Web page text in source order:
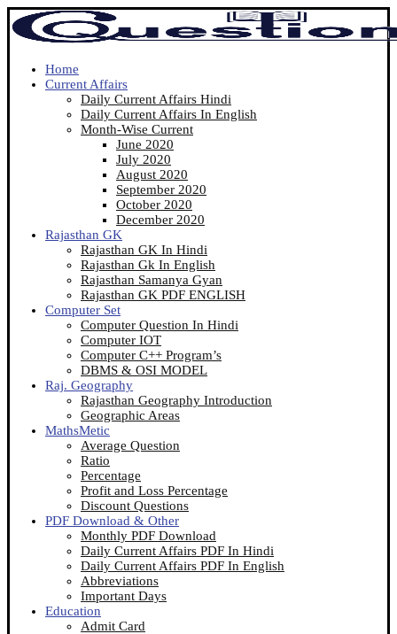
Home
Current Affairs
Daily Current Affairs Hindi
Daily Current Affairs In English
Month-Wise Current
June 2020
July 2020
August 2020
September 2020
October 2020
December 2020
Rajasthan GK
Rajasthan GK In Hindi
Rajasthan Gk In English
Rajasthan Samanya Gyan
Rajasthan GK PDF ENGLISH
Computer Set
Computer Question In Hindi
Computer IOT
Computer C++ Program’s
DBMS & OSI MODEL
Raj. Geography
Rajasthan Geography Introduction
Geographic Areas
MathsMetic
Average Question
Ratio
Percentage
Profit and Loss Percentage
Discount Questions
PDF Download & Other
Monthly PDF Download
Daily Current Affairs PDF In Hindi
Daily Current Affairs PDF In English
Abbreviations
Important Days
Education
Admit Card